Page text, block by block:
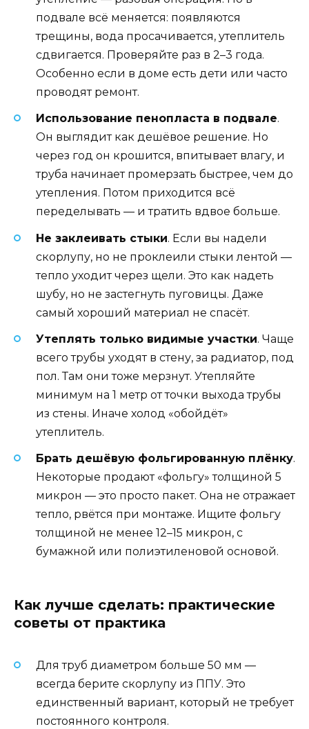
подвале всё меняется: появляются
трещины, вода просачивается, утеплитель
сдвигается. Проверяйте раз в 2–3 года.
Особенно если в доме есть дети или часто
проводят ремонт.
Использование пенопласта в подвале.
Он выглядит как дешёвое решение. Но
через год он крошится, впитывает влагу, и
труба начинает промерзать быстрее, чем до
утепления. Потом приходится всё
переделывать — и тратить вдвое больше.
Не заклеивать стыки. Если вы надели
скорлупу, но не проклеили стыки лентой —
тепло уходит через щели. Это как надеть
шубу, но не застегнуть пуговицы. Даже
самый хороший материал не спасёт.
Утеплять только видимые участки. Чаще
всего трубы уходят в стену, за радиатор, под
пол. Там они тоже мерзнут. Утепляйте
минимум на 1 метр от точки выхода трубы
из стены. Иначе холод «обойдёт»
утеплитель.
Брать дешёвую фольгированную плёнку.
Некоторые продают «фольгу» толщиной 5
микрон — это просто пакет. Она не отражает
тепло, рвётся при монтаже. Ищите фольгу
толщиной не менее 12–15 микрон, с
бумажной или полиэтиленовой основой.
Как лучше сделать: практические
советы от практика
Для труб диаметром больше 50 мм —
всегда берите скорлупу из ППУ. Это
единственный вариант, который не требует
постоянного контроля.